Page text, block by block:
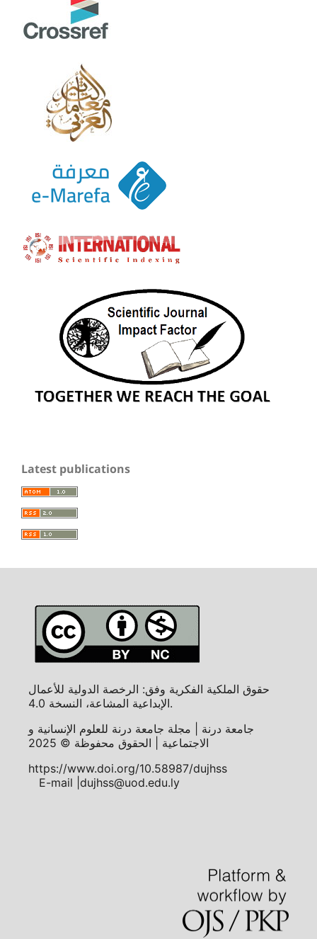
Latest publications
حقوق الملكية الفكرية وفق: الرخصة الدولية للأعمال
الإبداعية المشاعة، النسخة 4.0.
جامعة درنة | مجلة جامعة درنة للعلوم الإنسانية و
الاجتماعية | الحقوق محفوظة © 2025
https://www.doi.org/10.58987/dujhss
E-mail |dujhss@uod.edu.ly